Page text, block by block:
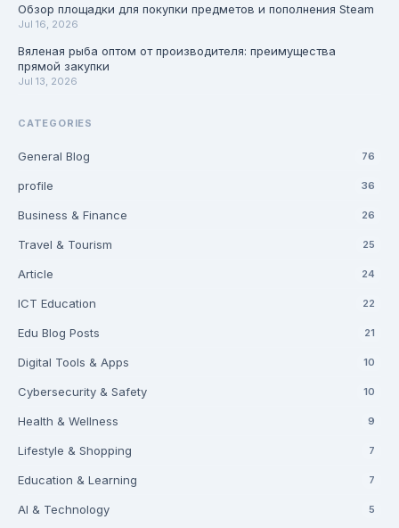
Обзор площадки для покупки предметов и пополнения Steam
Jul 16, 2026
Вяленая рыба оптом от производителя: преимущества
прямой закупки
Jul 13, 2026
CATEGORIES
General Blog 76
profile 36
Business & Finance 26
Travel & Tourism 25
Article 24
ICT Education 22
Edu Blog Posts 21
Digital Tools & Apps 10
Cybersecurity & Safety 10
Health & Wellness 9
Lifestyle & Shopping 7
Education & Learning 7
AI & Technology 5